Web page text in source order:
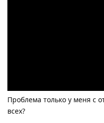
Проблема только у меня с
всех?